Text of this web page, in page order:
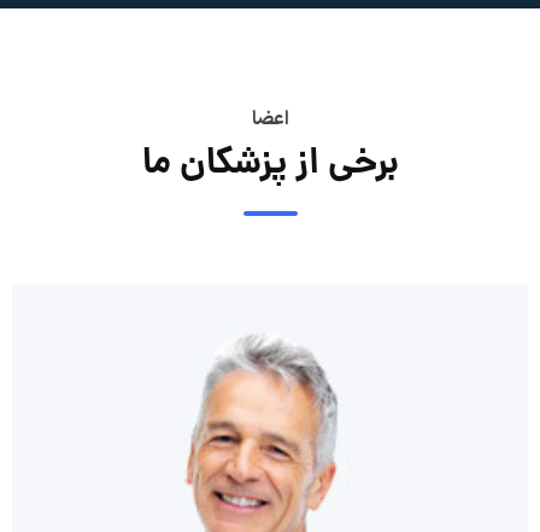
اعضا
برخی از پزشکان ما